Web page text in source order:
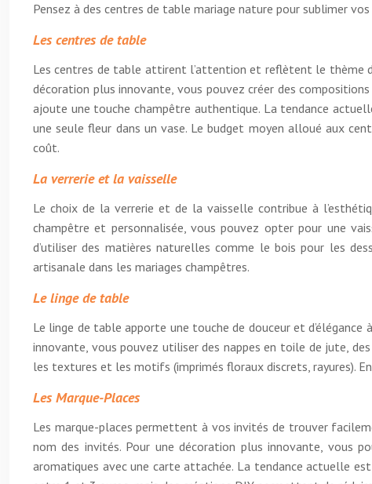
Pensez à des centres de table mariage nature pour sublimer
Les centres de table
Les centres de table attirent l’attention et reflètent le thème
décoration plus innovante, vous pouvez créer des
ajoute une touche champêtre authentique. La tendance
une seule fleur dans un vase. Le budget moyen alloué aux
coût.
La verrerie et la vaisselle
Le choix de la verrerie et de la vaisselle contribue à
champêtre et personnalisée, vous pouvez opter pour une
d’utiliser des matières naturelles comme le bois pour les
artisanale dans les mariages champêtres.
Le linge de table
Le linge de table apporte une touche de douceur et
innovante, vous pouvez utiliser des nappes en toile de jute,
les textures et les motifs (imprimés floraux discrets, rayures).
Les Marque-Places
Les marque-places permettent à vos invités de trouver
nom des invités. Pour une décoration plus innovante, vous
aromatiques avec une carte attachée. La tendance actuelle